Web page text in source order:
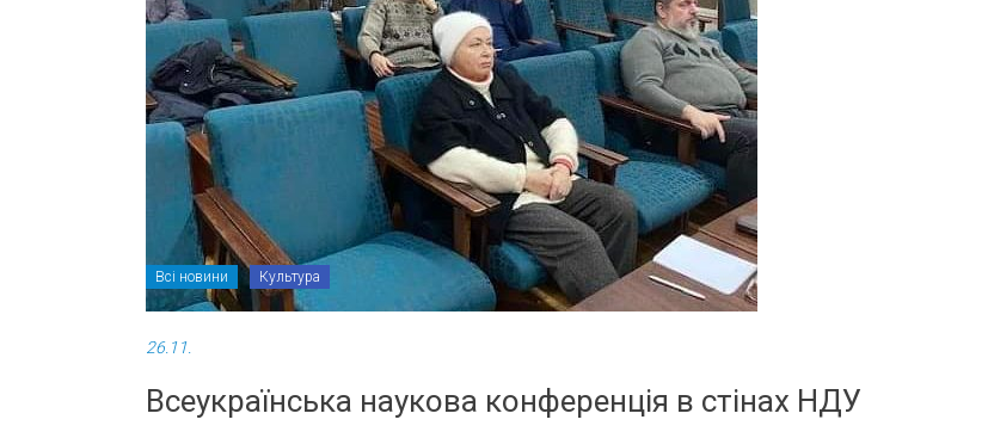
Всі новини Культура
26.11.
Всеукраїнська наукова конференція в стінах НДУ